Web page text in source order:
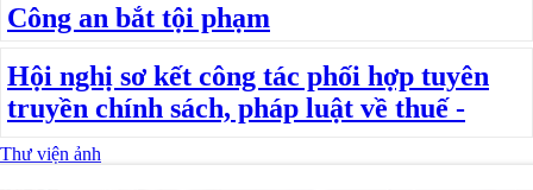
Công an bắt tội phạm
Hội nghị sơ kết công tác phối hợp tuyên
truyền chính sách, pháp luật về thuế -
Thư viện ảnh